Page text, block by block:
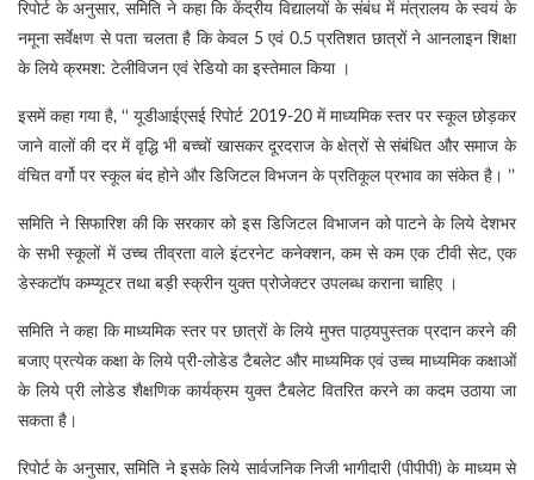
रिपोर्ट के अनुसार, समिति ने कहा कि केंद्रीय विद्यालयों के संबंध में मंत्रालय के स्वयं के
नमूना सर्वेक्षण से पता चलता है कि केवल 5 एवं 0.5 प्रतिशत छात्रों ने आनलाइन शिक्षा
के लिये क्रमश: टेलीविजन एवं रेडियो का इस्तेमाल किया ।
इसमें कहा गया है, ‘‘ यूडीआईएसई रिपोर्ट 2019-20 में माध्यमिक स्तर पर स्कूल छोड़कर
जाने वालों की दर में वृद्धि भी बच्चों खासकर दूरदराज के क्षेत्रों से संबंधित और समाज के
वंचित वर्गो पर स्कूल बंद होने और डिजिटल विभजन के प्रतिकूल प्रभाव का संकेत है। ’’
समिति ने सिफारिश की कि सरकार को इस डिजिटल विभाजन को पाटने के लिये देशभर
के सभी स्कूलों में उच्च तीव्रता वाले इंटरनेट कनेक्शन, कम से कम एक टीवी सेट, एक
डेस्कटॉप कम्प्यूटर तथा बड़ी स्क्रीन युक्त प्रोजेक्टर उपलब्ध कराना चाहिए ।
समिति ने कहा कि माध्यमिक स्तर पर छात्रों के लिये मुफ्त पाठ्यपुस्तक प्रदान करने की
बजाए प्रत्येक कक्षा के लिये प्री-लोडेड टैबलेट और माध्यमिक एवं उच्च माध्यमिक कक्षाओं
के लिये प्री लोडेड शैक्षणिक कार्यक्रम युक्त टैबलेट वितरित करने का कदम उठाया जा
सकता है।
रिपोर्ट के अनुसार, समिति ने इसके लिये सार्वजनिक निजी भागीदारी (पीपीपी) के माध्यम से